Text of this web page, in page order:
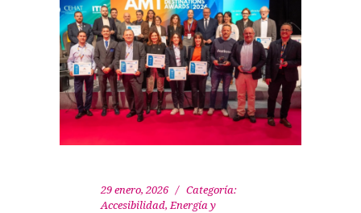
29 enero, 2026
Categoría:
Accesibilidad, Energía y